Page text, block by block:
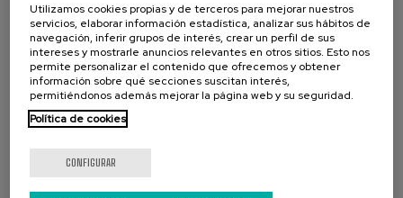
CAMPAÑA ACTUAL
Utilizamos cookies propias y de terceros para mejorar nuestros
servicios, elaborar información estadística, analizar sus hábitos de
navegación, inferir grupos de interés, crear un perfil de sus
intereses y mostrarle anuncios relevantes en otros sitios. Esto nos
permite personalizar el contenido que ofrecemos y obtener
información sobre qué secciones suscitan interés,
permitiéndonos además mejorar la página web y su seguridad.
Política de cookies
CONFIGURAR